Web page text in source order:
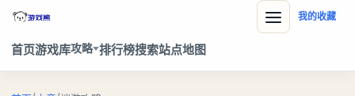
首页游戏库攻略 排行榜搜索站点地图
我的收藏